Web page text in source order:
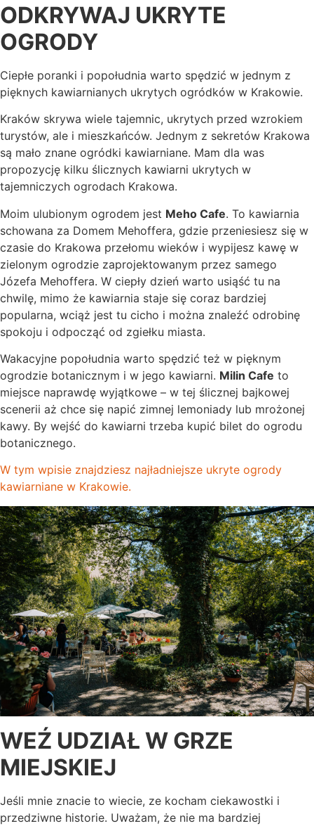
ODKRYWAJ UKRYTE
OGRODY
Ciepłe poranki i popołudnia warto spędzić w jednym z
pięknych kawiarnianych ukrytych ogródków w Krakowie.
Kraków skrywa wiele tajemnic, ukrytych przed wzrokiem
turystów, ale i mieszkańców. Jednym z sekretów Krakowa
są mało znane ogródki kawiarniane. Mam dla was
propozycję kilku ślicznych kawiarni ukrytych w
tajemniczych ogrodach Krakowa.
Moim ulubionym ogrodem jest Meho Cafe. To kawiarnia
schowana za Domem Mehoffera, gdzie przeniesiesz się w
czasie do Krakowa przełomu wieków i wypijesz kawę w
zielonym ogrodzie zaprojektowanym przez samego
Józefa Mehoffera. W ciepły dzień warto usiąść tu na
chwilę, mimo że kawiarnia staje się coraz bardziej
popularna, wciąż jest tu cicho i można znaleźć odrobinę
spokoju i odpocząć od zgiełku miasta.
Wakacyjne popołudnia warto spędzić też w pięknym
ogrodzie botanicznym i w jego kawiarni. Milin Cafe to
miejsce naprawdę wyjątkowe – w tej ślicznej bajkowej
scenerii aż chce się napić zimnej lemoniady lub mrożonej
kawy. By wejść do kawiarni trzeba kupić bilet do ogrodu
botanicznego.
W tym wpisie znajdziesz najładniejsze ukryte ogrody
kawiarniane w Krakowie.
WEŹ UDZIAŁ W GRZE
MIEJSKIEJ
Jeśli mnie znacie to wiecie, ze kocham ciekawostki i
przedziwne historie. Uważam, że nie ma bardziej